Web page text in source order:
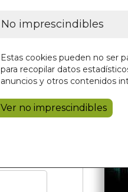
No imprescindibles
Estas cookies pueden no ser
para recopilar datos
anuncios y otros contenidos
Ver no imprescindibles